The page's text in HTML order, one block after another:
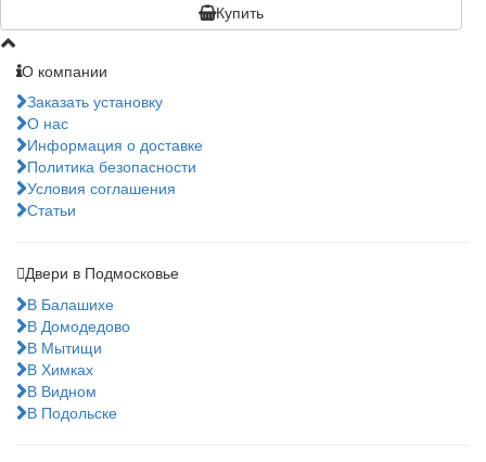
Купить
О компании
Заказать установку
О нас
Информация о доставке
Политика безопасности
Условия соглашения
Статьи
Двери в Подмосковье
В Балашихе
В Домодедово
В Мытищи
В Химках
В Видном
В Подольске